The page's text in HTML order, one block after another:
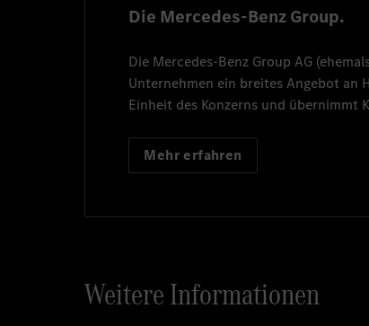
Die Mercedes-Benz Group.
Die Mercedes-Benz Group AG
Unternehmen ein breites Angebot an
Einheit des Konzerns und übernimmt
Mehr erfahren
Weitere Informationen